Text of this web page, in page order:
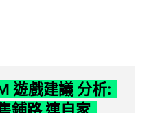
遊戲建議 分析: